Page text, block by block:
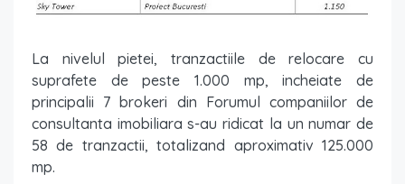
La nivelul pietei, tranzactiile de relocare cu
suprafete de peste 1.000 mp, incheiate de
principalii 7 brokeri din Forumul companiilor de
consultanta imobiliara s-au ridicat la un numar de
58 de tranzactii, totalizand aproximativ 125.000
mp.